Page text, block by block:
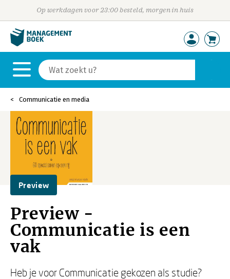
Op werkdagen voor 23:00 besteld, morgen in huis
Communicatie en media
Preview
Preview -
Communicatie is een
vak
Heb je voor Communicatie gekozen als studie?